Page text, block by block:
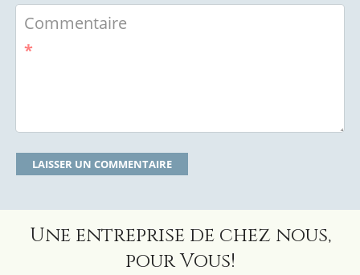
Commentaire
*
Une entreprise de chez nous,
pour Vous!